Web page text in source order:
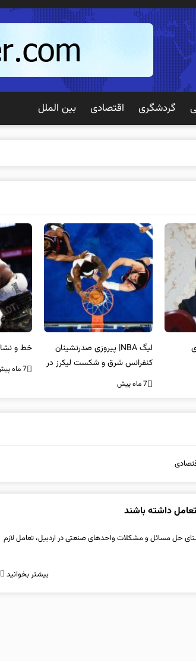
گردشگری اقتصادی بین الملل
لیگ NBA| پیروزی صدرنشینان
کنفرانس شرق و شکست لیکرز در
غیاب جیمز
7 ماه پیش
خط و
7 ماه پیش
داشته باشند
حل مسائل و مشکلات واحدهای صنعتی در اردبیل، تعامل لازم
بیشتر بخوانید